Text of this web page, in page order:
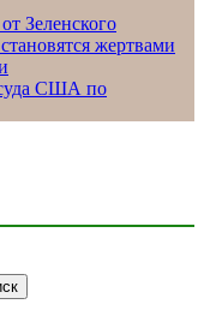
Зеленского
жертвами
суда США по